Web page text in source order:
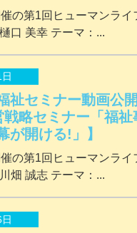
の第1回ヒューマンライ
口 美幸 テーマ：...
祉セミナー動画公
略セミナー「福祉
が開ける!」】
の第1回ヒューマンライ
畑 誠志 テーマ：...